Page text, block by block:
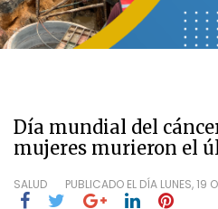
Día mundial del
mujeres murieron el
SALUD PUBLICADO EL DÍA LUNES, 19